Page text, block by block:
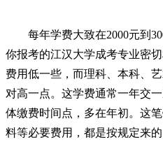
每年学费大致在2000元到
你报考的江汉大学成考专业密
费用低一些，而理科、本科、
对高一点。这学费通常一年交
体缴费时间点，多在年初。这
料等必要费用，都是按规定来的